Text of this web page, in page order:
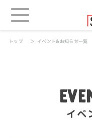
トップ イベント&お知らせ一覧
イベ